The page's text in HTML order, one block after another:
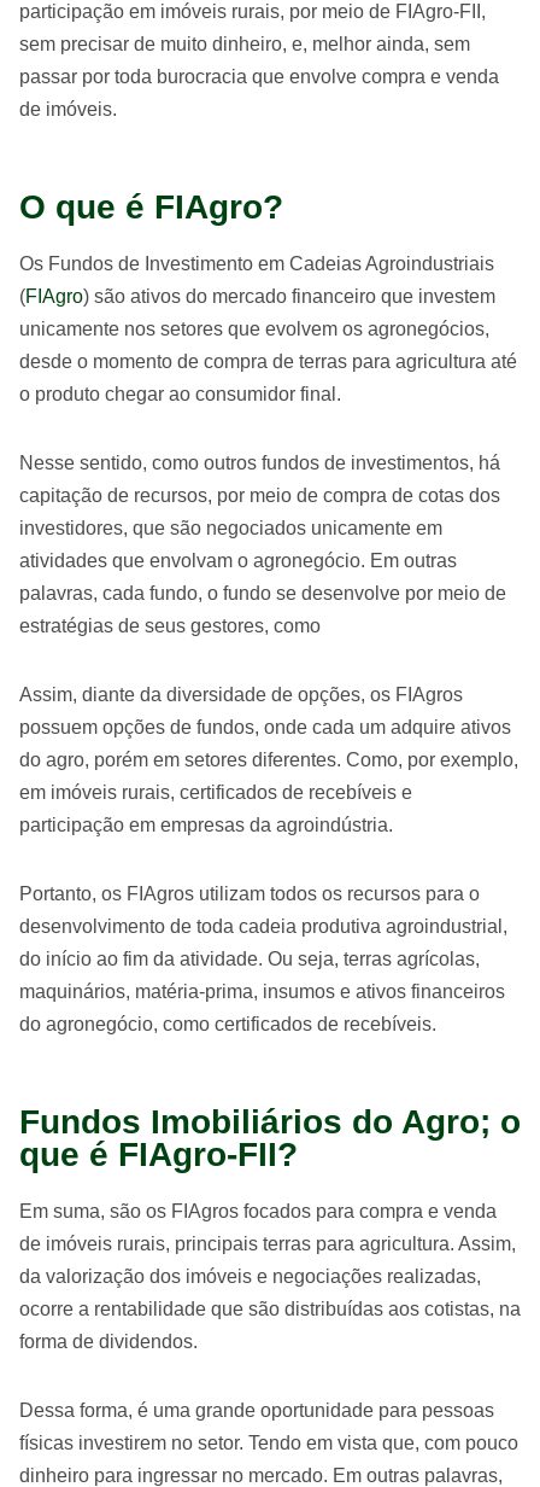
participação em imóveis rurais, por meio de FIAgro-FII,
sem precisar de muito dinheiro, e, melhor ainda, sem
passar por toda burocracia que envolve compra e venda
de imóveis.
O que é FIAgro?
Os Fundos de Investimento em Cadeias Agroindustriais
(FIAgro) são ativos do mercado financeiro que investem
unicamente nos setores que evolvem os agronegócios,
desde o momento de compra de terras para agricultura até
o produto chegar ao consumidor final.
Nesse sentido, como outros fundos de investimentos, há
capitação de recursos, por meio de compra de cotas dos
investidores, que são negociados unicamente em
atividades que envolvam o agronegócio. Em outras
palavras, cada fundo, o fundo se desenvolve por meio de
estratégias de seus gestores, como
Assim, diante da diversidade de opções, os FIAgros
possuem opções de fundos, onde cada um adquire ativos
do agro, porém em setores diferentes. Como, por exemplo,
em imóveis rurais, certificados de recebíveis e
participação em empresas da agroindústria.
Portanto, os FIAgros utilizam todos os recursos para o
desenvolvimento de toda cadeia produtiva agroindustrial,
do início ao fim da atividade. Ou seja, terras agrícolas,
maquinários, matéria-prima, insumos e ativos financeiros
do agronegócio, como certificados de recebíveis.
Fundos Imobiliários do Agro; o
que é FIAgro-FII?
Em suma, são os FIAgros focados para compra e venda
de imóveis rurais, principais terras para agricultura. Assim,
da valorização dos imóveis e negociações realizadas,
ocorre a rentabilidade que são distribuídas aos cotistas, na
forma de dividendos.
Dessa forma, é uma grande oportunidade para pessoas
físicas investirem no setor. Tendo em vista que, com pouco
dinheiro para ingressar no mercado. Em outras palavras,